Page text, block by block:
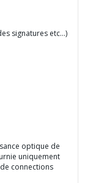
signatures etc…)
optique de
uniquement
connections